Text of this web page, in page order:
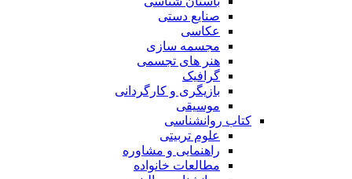
صنایع دستی
عکاسی
مجسمه سازی
هنر های تجسمی
گرافیک
بازیگری و کارگردانی
موسیقی
کتاب روانشناسی
علوم تربیتی
راهنمایی و مشاوره
مطالعات خانواده